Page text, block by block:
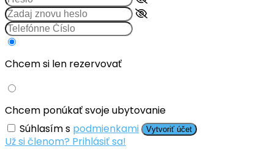
Chcem si len rezervovať
Chcem ponúkať svoje ubytovanie
Súhlasím s podmienkami Vytvoriť účet
Už si členom? Prihlásiť sa!